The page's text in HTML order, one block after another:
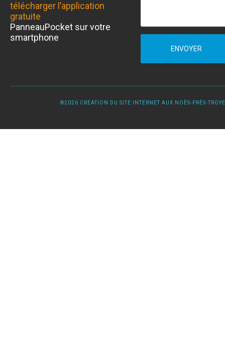
télécharger l’application
gratuite
PanneauPocket sur votre
smartphone
ENVOYER
©2026 CRÉATION DU SITE INTERNET AUX NOËS-PRÈS-